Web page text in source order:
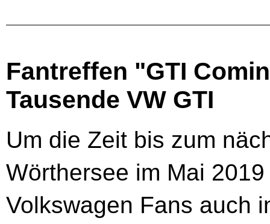
Fantreffen "GTI
Tausende VW GTI
Um die Zeit bis zum
Wörthersee im Mai
Volkswagen Fans auch